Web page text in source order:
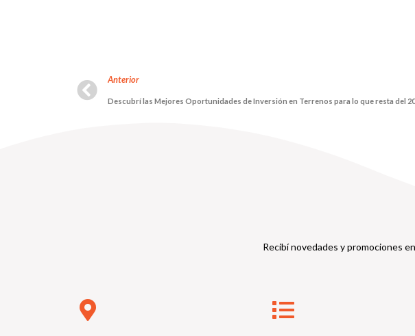
Anterior
Descubrí las Mejores Oportunidades de Inversión en Terrenos para lo que resta del
Recibí novedades y promociones